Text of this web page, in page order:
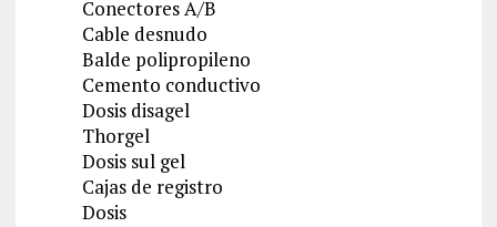
Conectores A/B
Cable desnudo
Balde polipropileno
Cemento conductivo
Dosis disagel
Thorgel
Dosis sul gel
Cajas de registro
Dosis